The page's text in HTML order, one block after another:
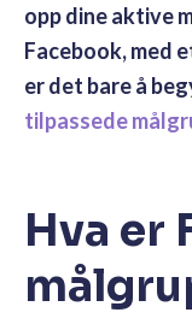
opp dine aktive
Facebook, med
er det bare å
tilpassede
Hva er